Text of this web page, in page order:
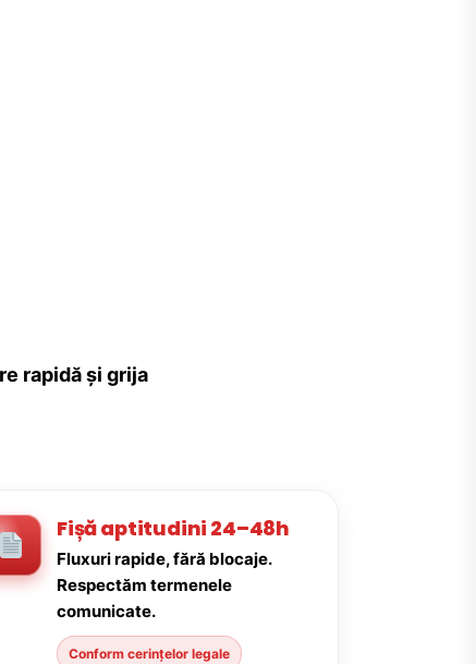
rapidă și grija
Fișă aptitudini 24–48h
Fluxuri rapide, fără blocaje.
Respectăm termenele
comunicate.
Conform cerințelor legale